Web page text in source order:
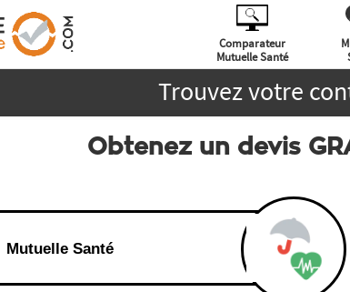
Comparateur
Mutuelle Santé
Trouvez votre
Obtenez un devis
Mutuelle Santé